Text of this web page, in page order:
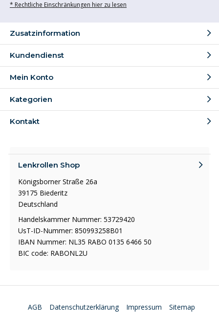
* Rechtliche Einschränkungen hier zu lesen
Zusatzinformation
Kundendienst
Mein Konto
Kategorien
Kontakt
Lenkrollen Shop
Königsborner Straße 26a
39175 Biederitz
Deutschland
Handelskammer Nummer: 53729420
UsT-ID-Nummer: 850993258B01
IBAN Nummer: NL35 RABO 0135 6466 50
BIC code: RABONL2U
AGB Datenschutzerklärung Impressum Sitemap